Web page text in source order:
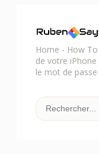
Home - How To
de votre
le mot de